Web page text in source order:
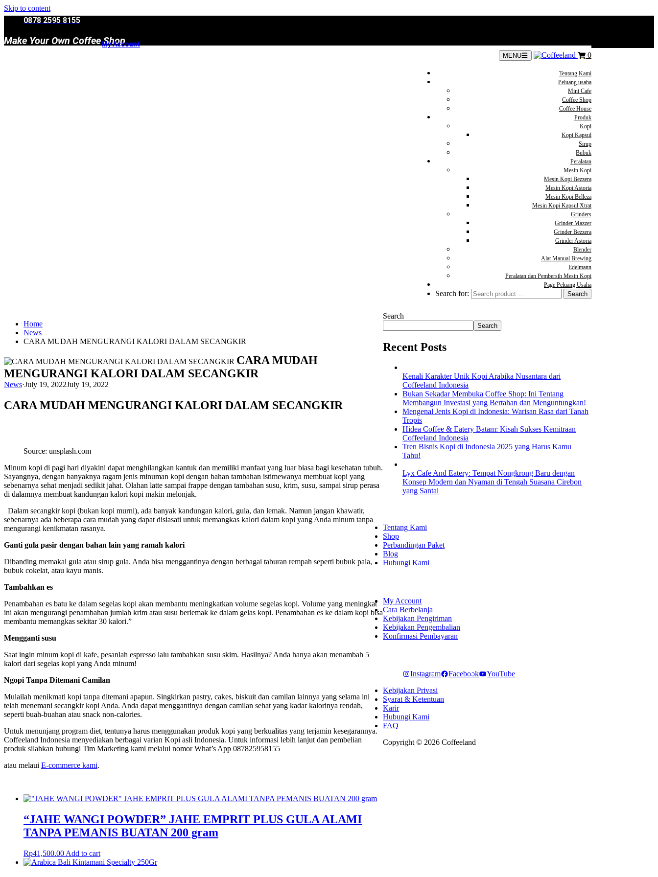
Skip to content
0878 2595 8155
Make Your Own Coffee Shop
My Account
MENU 0
Tentang Kami
Peluang usaha
Mini Cafe
Coffee Shop
Coffee House
Produk
Kopi
Kopi Kapsul
Sirup
Bubuk
Peralatan
Mesin Kopi
Mesin Kopi Bezzera
Mesin Kopi Astoria
Mesin Kopi Belleza
Mesin Kopi Kapsul Xtrat
Grinders
Grinder Mazzer
Grinder Bezzera
Grinder Astoria
Blender
Alat Manual Brewing
Edelmann
Peralatan dan Pembersih Mesin Kopi
Page Peluang Usaha
Search for:
Home
News
CARA MUDAH MENGURANGI KALORI DALAM SECANGKIR
CARA MUDAH
MENGURANGI KALORI DALAM SECANGKIR
News·July 19, 2022July 19, 2022
CARA MUDAH MENGURANGI KALORI DALAM SECANGKIR
Source: unsplash.com
Minum kopi di pagi hari diyakini dapat menghilangkan kantuk dan memiliki manfaat yang luar biasa bagi kesehatan tubuh.
Sayangnya, dengan banyaknya ragam jenis minuman kopi dengan bahan tambahan istimewanya membuat kopi yang
sebenarnya sehat menjadi sedikit jahat. Olahan latte sampai frappe dengan tambahan susu, krim, susu, sampai sirup perasa
di dalamnya membuat kandungan kalori kopi makin melonjak.
Dalam secangkir kopi (bukan kopi murni), ada banyak kandungan kalori, gula, dan lemak. Namun jangan khawatir,
sebenarnya ada beberapa cara mudah yang dapat disiasati untuk memangkas kalori dalam kopi yang Anda minum tanpa
mengurangi kenikmatan rasanya.
Ganti gula pasir dengan bahan lain yang ramah kalori
Dibanding memakai gula atau sirup gula. Anda bisa menggantinya dengan berbagai taburan rempah seperti bubuk pala,
bubuk cokelat, atau kayu manis.
Tambahkan es
Penambahan es batu ke dalam segelas kopi akan membantu meningkatkan volume segelas kopi. Volume yang meningkat
ini akan mengurangi penambahan jumlah krim atau susu berlemak ke dalam gelas kopi. Penambahan es ke dalam kopi bisa
membantu memangkas sekitar 30 kalori.”
Mengganti susu
Saat ingin minum kopi di kafe, pesanlah espresso lalu tambahkan susu skim. Hasilnya? Anda hanya akan menambah 5
kalori dari segelas kopi yang Anda minum!
Ngopi Tanpa Ditemani Camilan
Mulailah menikmati kopi tanpa ditemani apapun. Singkirkan pastry, cakes, biskuit dan camilan lainnya yang selama ini
telah menemani secangkir kopi Anda. Anda dapat menggantinya dengan camilan sehat yang kadar kalorinya rendah,
seperti buah-buahan atau snack non-calories.
Untuk menunjang program diet, tentunya harus menggunakan produk kopi yang berkualitas yang terjamin kesegarannya.
Coffeeland Indonesia menyediakan berbagai varian Kopi asli Indonesia. Untuk informasi lebih lanjut dan pembelian
produk silahkan hubungi Tim Marketing kami melalui nomor What’s App 087825958155
atau melaui E-commerce kami.
“JAHE WANGI POWDER” JAHE EMPRIT PLUS GULA ALAMI
TANPA PEMANIS BUATAN 200 gram
Rp41,500.00 Add to cart
Search
Search
Recent Posts
Kenali Karakter Unik Kopi Arabika Nusantara dari
Coffeeland Indonesia
Bukan Sekadar Membuka Coffee Shop: Ini Tentang
Membangun Investasi yang Bertahan dan Menguntungkan!
Mengenal Jenis Kopi di Indonesia: Warisan Rasa dari Tanah
Tropis
Hidea Coffee & Eatery Batam: Kisah Sukses Kemitraan
Coffeeland Indonesia
Tren Bisnis Kopi di Indonesia 2025 yang Harus Kamu
Tahu!
Lyx Cafe And Eatery: Tempat Nongkrong Baru dengan
Konsep Modern dan Nyaman di Tengah Suasana Cirebon
yang Santai
Tentang Kami
Shop
Perbandingan Paket
Blog
Hubungi Kami
My Account
Cara Berbelanja
Kebijakan Pengiriman
Kebijakan Pengembalian
Konfirmasi Pembayaran
Instagram Facebook
YouTube
Kebijakan Privasi
Syarat & Ketentuan
Karir
Hubungi Kami
FAQ
Copyright © 2026 Coffeeland